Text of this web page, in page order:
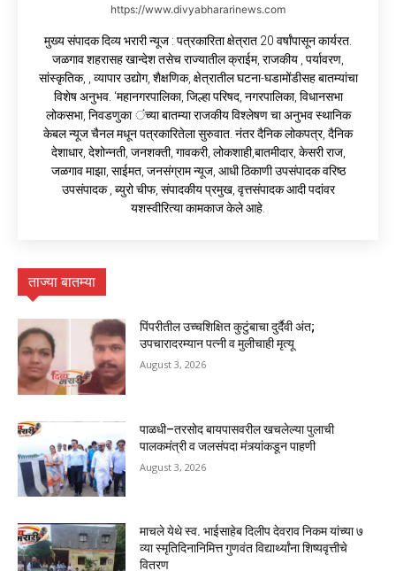
https://www.divyabhararinews.com
मुख्य संपादक दिव्य भरारी न्यूज : पत्रकारिता क्षेत्रात 20 वर्षांपासून कार्यरत.
जळगाव शहरासह खान्देश तसेच राज्यातील क्राईम, राजकीय , पर्यावरण,
सांस्कृतिक, , व्यापार उद्योग, शैक्षणिक, क्षेत्रातील घटना-घडामोंडीसह बातम्यांचा
विशेष अनुभव. ‘महानगरपालिका, जिल्हा परिषद, नगरपालिका, विधानसभा
लोकसभा, निवडणुका ंच्या बातम्या राजकीय विश्लेषण चा अनुभव स्थानिक
केबल न्यूज चैनल मधून पत्रकारितेला सुरुवात. नंतर दैनिक लोकपत्र, दैनिक
देशाधार, देशोन्नती, जनशक्ती, गावकरी, लोकशाही,बातमीदार, केसरी राज,
जळगाव माझा, साईमत, जनसंग्राम न्यूज, आधी ठिकाणी उपसंपादक वरिष्ठ
उपसंपादक , ब्युरो चीफ, संपादकीय प्रमुख, वृत्तसंपादक आदी पदांवर
यशस्वीरित्या कामकाज केले आहे.
ताज्या बातम्या
पिंपरीतील उच्चशिक्षित कुटुंबाचा दुर्दैवी अंत;
उपचारादरम्यान पत्नी व मुलीचाही मृत्यू
August 3, 2026
पाळधी–तरसोद बायपासवरील खचलेल्या पुलाची
पालकमंत्री व जलसंपदा मंत्र्यांकडून पाहणी
August 3, 2026
माचले येथे स्व. भाईसाहेब दिलीप देवराव निकम यांच्या ७
व्या स्मृतिदिनानिमित्त गुणवंत विद्यार्थ्यांना शिष्यवृत्तीचे
वितरण